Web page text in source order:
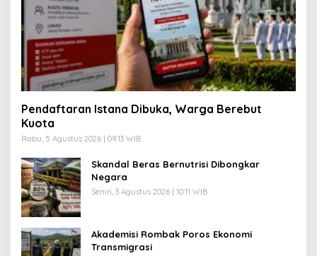
Pendaftaran Istana Dibuka, Warga Berebut
Kuota
Rabu, 5 Agustus 2026 | 09:13 WIB
Skandal Beras Bernutrisi Dibongkar
Negara
Senin, 3 Agustus 2026 | 10:11 WIB
Akademisi Rombak Poros Ekonomi
Transmigrasi